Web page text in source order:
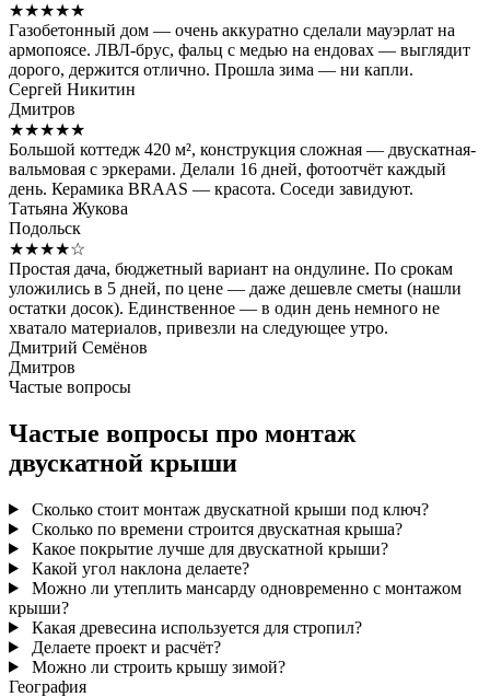
★★★★★
Газобетонный дом — очень аккуратно сделали мауэрлат на
армопоясе. ЛВЛ-брус, фальц с медью на ендовах — выглядит
дорого, держится отлично. Прошла зима — ни капли.
Сергей Никитин
Дмитров
★★★★★
Большой коттедж 420 м², конструкция сложная — двускатная-
вальмовая с эркерами. Делали 16 дней, фотоотчёт каждый
день. Керамика BRAAS — красота. Соседи завидуют.
Татьяна Жукова
Подольск
★★★★☆
Простая дача, бюджетный вариант на ондулине. По срокам
уложились в 5 дней, по цене — даже дешевле сметы (нашли
остатки досок). Единственное — в один день немного не
хватало материалов, привезли на следующее утро.
Дмитрий Семёнов
Дмитров
Частые вопросы
Частые вопросы про монтаж
двускатной крыши
Сколько стоит монтаж двускатной крыши под ключ?
Сколько по времени строится двускатная крыша?
Какое покрытие лучше для двускатной крыши?
Какой угол наклона делаете?
Можно ли утеплить мансарду одновременно с монтажом
крыши?
Какая древесина используется для стропил?
Делаете проект и расчёт?
Можно ли строить крышу зимой?
География